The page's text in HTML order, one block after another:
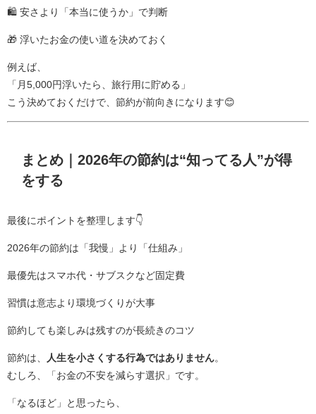
🛍 安さより「本当に使うか」で判断
🎁 浮いたお金の使い道を決めておく
例えば、
「月5,000円浮いたら、旅行用に貯める」
こう決めておくだけで、節約が前向きになります😊
まとめ｜2026年の節約は“知ってる人”が得
をする
最後にポイントを整理します👇
2026年の節約は「我慢」より「仕組み」
最優先はスマホ代・サブスクなど固定費
習慣は意志より環境づくりが大事
節約しても楽しみは残すのが長続きのコツ
節約は、 人生を小さくする行為ではありません。
むしろ、「お金の不安を減らす選択」です。
「なるほど」と思ったら、